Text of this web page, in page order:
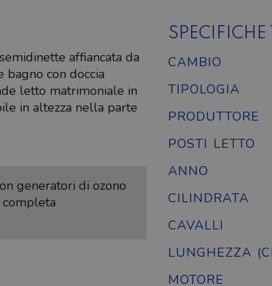
affiancata da
bagno con doccia
letto matrimoniale in
in altezza nella parte
generatori di ozono
SPECIFICHE
CAMBIO
TIPOLOGIA
PRODUTTORE
POSTI LETTO
ANNO
CILINDRATA
CAVALLI
LUNGHEZZA
MOTORE